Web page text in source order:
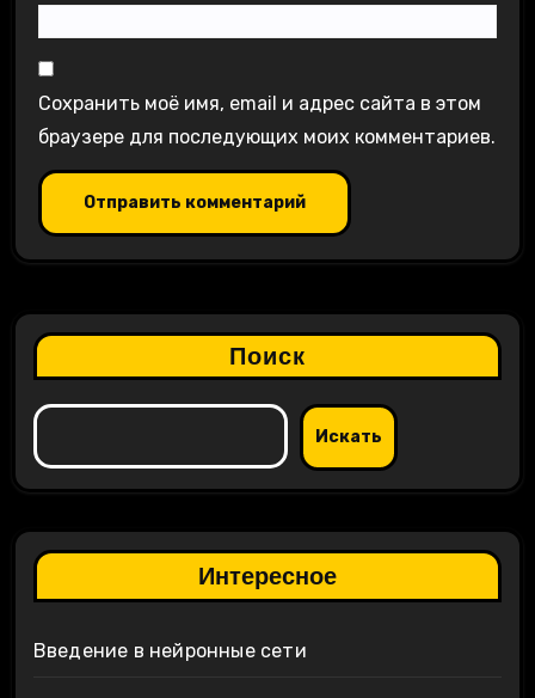
Сохранить моё имя, email и адрес сайта в этом
браузере для последующих моих комментариев.
Поиск
Искать
Интересное
Введение в нейронные сети